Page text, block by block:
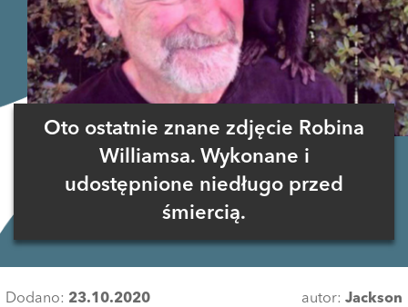
Oto ostatnie znane zdjęcie Robina
Williamsa. Wykonane i
udostępnione niedługo przed
śmiercią.
Dodano: 23.10.2020 autor: Jackson